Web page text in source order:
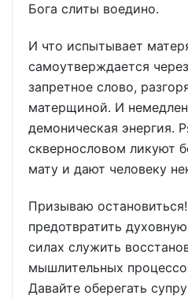
Бога слиты воедино.
И что испытывает
самоутверждается
запретное слово,
матерщиной. И
демоническая энергия.
сквернословом ликуют
мату и дают человеку
Призываю
предотвратить
силах служить
мышлительных
Давайте оберегать